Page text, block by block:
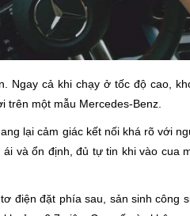
Ngay cả khi chạy ở tốc độ cao,
một mẫu Mercedes-Benz.
lại cảm giác kết nối khá rõ với
và ổn định, đủ tự tin khi vào cua
điện đặt phía sau, sản sinh công